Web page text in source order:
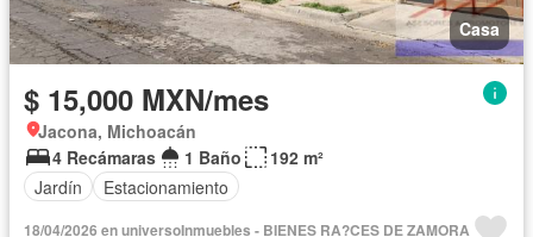
Casa
$ 15,000 MXN/mes
Jacona, Michoacán
4 Recámaras
1 Baño
192 m²
Jardín
Estacionamiento
18/04/2026 en universoInmuebles - BIENES RA?CES DE ZAMORA